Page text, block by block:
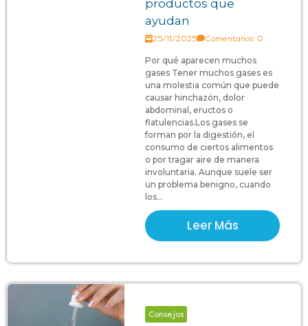
productos que
ayudan
25/11/2025 Comentarios: 0
Por qué aparecen muchos
gases Tener muchos gases es
una molestia común que puede
causar hinchazón, dolor
abdominal, eructos o
flatulencias.Los gases se
forman por la digestión, el
consumo de ciertos alimentos
o por tragar aire de manera
involuntaria. Aunque suele ser
un problema benigno, cuando
los...
Leer Más
Consejos